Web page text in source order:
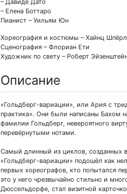
– Давиде Дато
– Елена Боттаро
Пианист – Уильям Юн
Хореография и костюмы – Хайнц
Сценография – Флориан Ети
Художник по свету – Роберт
Описание
«Гольдберг-вариации», или Ария с
практика». Они были написаны Бахом
фамилии Гольдберг, невероятного
перевёрнутыми нотами.
Самый длинный из циклов, созданных
«Гольдберг-вариации» подошёл как
первых хореографов, кто попытался
это у него чрезвычайно стильно и
Дюссельдорфе, стал визитной